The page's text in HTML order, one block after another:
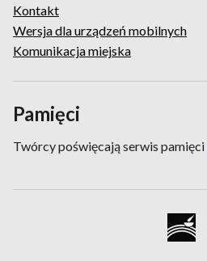
Kontakt
Wersja dla urządzeń mobilnych
Komunikacja miejska
Pamięci
Twórcy poświęcają serwis pamięci